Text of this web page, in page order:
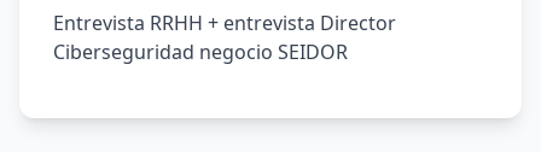
Entrevista RRHH + entrevista Director
Ciberseguridad negocio SEIDOR